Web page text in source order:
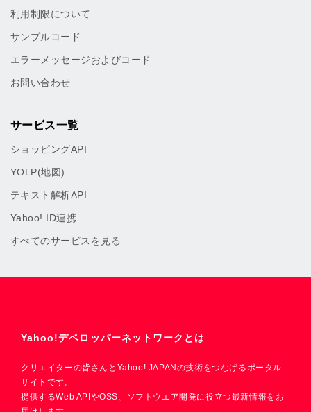
利用制限について
サンプルコード
エラーメッセージおよびコード
お問い合わせ
サービス一覧
ショッピングAPI
YOLP(地図)
テキスト解析API
Yahoo! ID連携
すべてのサービスを見る
Yahoo!デベロッパーネットワークとは
クリエイターの皆さんとYahoo! JAPANの技術をつなげるポータル
サイトです。
提供するWeb APIやOSS、ソフトウエア開発に役立つ最新情報をお